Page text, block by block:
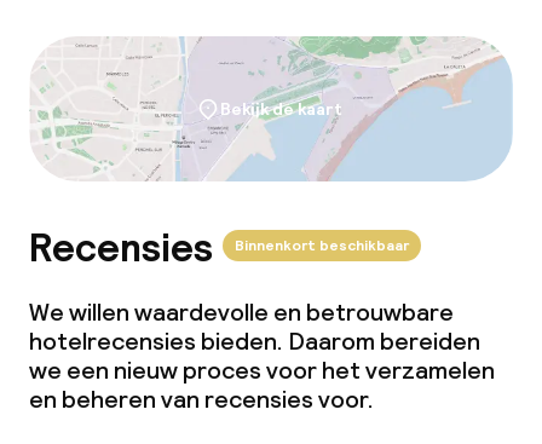
Bekijk de kaart
Recensies Binnenkort beschikbaar
We willen waardevolle en betrouwbare
hotelrecensies bieden. Daarom bereiden
we een nieuw proces voor het verzamelen
en beheren van recensies voor.